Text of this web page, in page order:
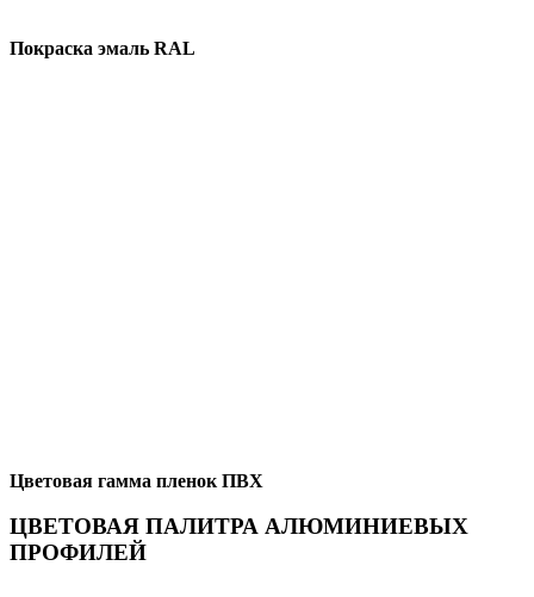
Покраска эмаль RAL
Цветовая гамма пленок ПВХ
ЦВЕТОВАЯ ПАЛИТРА АЛЮМИНИЕВЫХ
ПРОФИЛЕЙ